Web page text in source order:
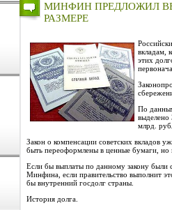
МИНФИН ПРЕДЛОЖИЛ
РАЗМЕРЕ
вкладам,
этих
По
выделено
млрд.
Закон о компенсации советских вкладов
быть переоформлены в ценные бумаги, но
Если бы выплаты по данному закону были
Минфина, если правительство выполнит
бы внутренний госдолг страны.
История долга.